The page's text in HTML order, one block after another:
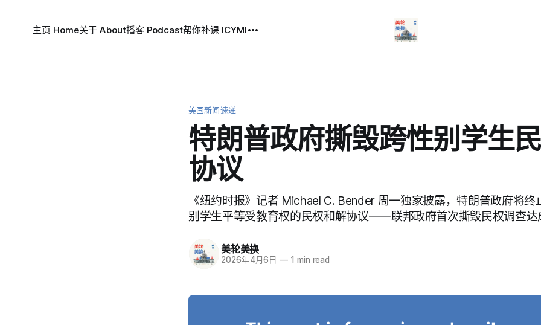
主页 Home关于 About播客 Podcast帮你补课 ICYMI
美国新闻速递
特朗普政府撕毁跨性别学生
协议
《纽约时报》记者 Michael C. Bender 周一独家披露，特朗普政府将终
别学生平等受教育权的民权和解协议——联邦政府首次撕毁民权调查达
美轮美换
2026年4月6日 — 1 min read